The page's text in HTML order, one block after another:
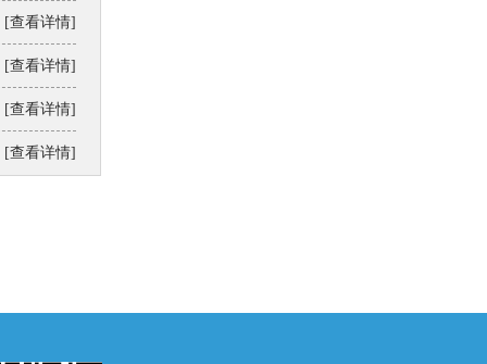
[查看详情]
[查看详情]
[查看详情]
[查看详情]